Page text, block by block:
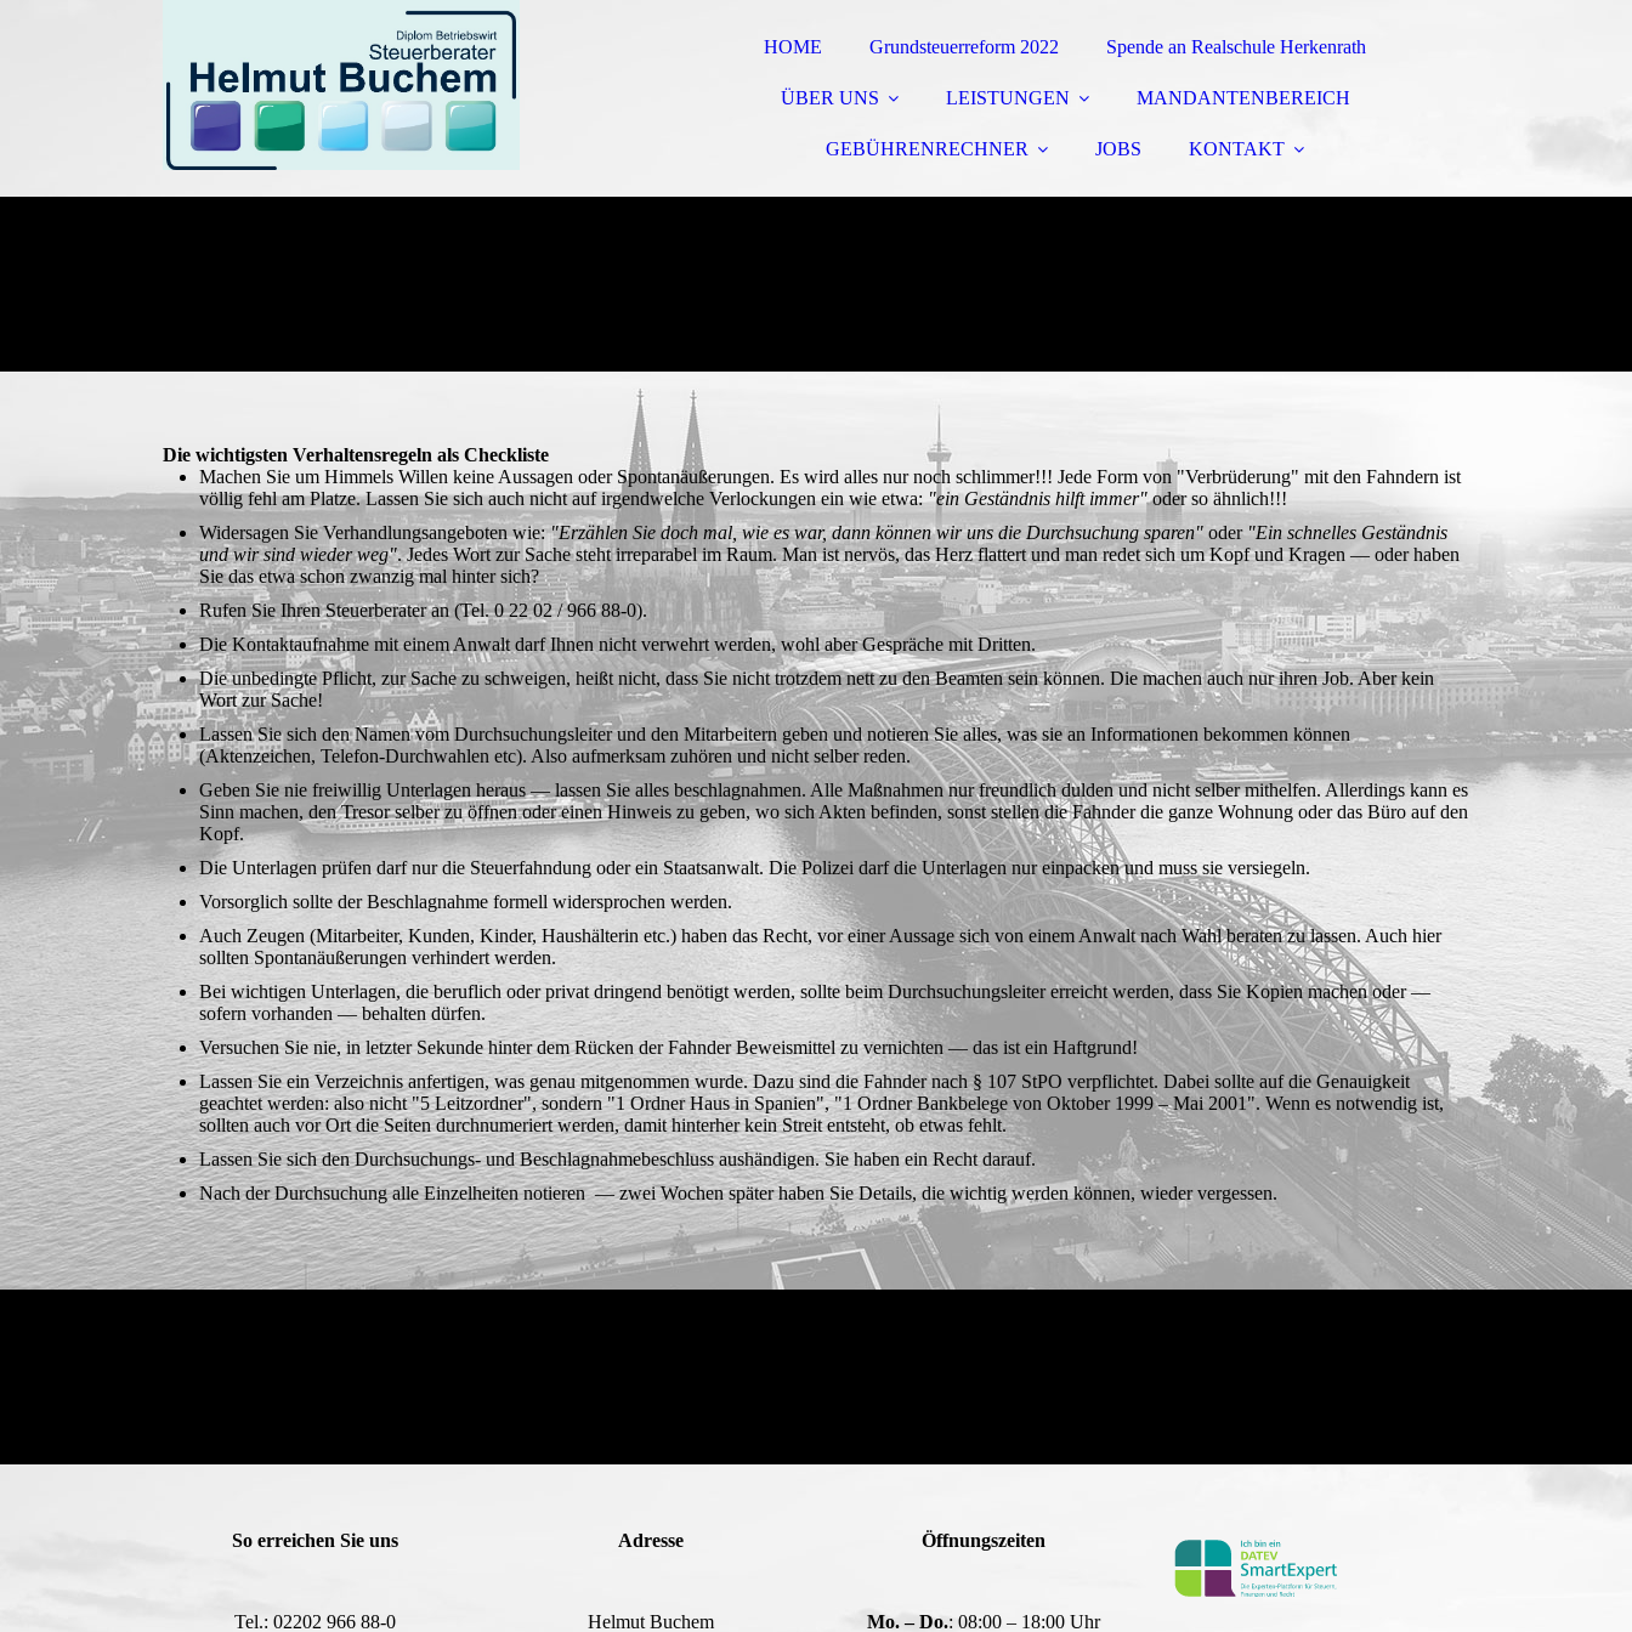
HOME Grundsteuerreform 2022 Spende an Realschule Herkenrath
ÜBER UNS LEISTUNGEN MANDANTENBEREICH
GEBÜHRENRECHNER JOBS KONTAKT
Die wichtigsten Verhaltensregeln als Checkliste
Machen Sie um Himmels Willen keine Aussagen oder Spontanäußerun­gen. Es wird al­les nur noch schlimmer!!! Jede Form von "Verbrüderung" mit den Fahndern ist
völ­lig fehl am Platze. Las­sen Sie sich auch nicht auf irgendwelche Verlockungen ein wie etwa:"ein Geständnis hilft immer"oder so ähnlich!!!
Widersagen Sie Verhandlungsangeboten wie:"Erzählen Sie doch mal, wie es war, dann können wir uns die Durchsuchung sparen" oder"Ein schnelles Geständnis
und wir sind wieder weg". Jedes Wort zur Sache steht irreparabel im Raum. Man ist ner­vös, das Herz flat­tert und man redet sich um Kopf und Kragen — oder haben
Sie das etwa schon zwanzig mal hinter sich?
Rufen Sie Ihren Steuerberater an (Tel. 0 22 02 / 966 88-0).
Die Kontaktaufnahme mit einem Anwalt darf Ihnen nicht verwehrt werden, wohl aber Gespräche mit Dritten.
Die unbedingte Pflicht, zur Sache zu schweigen, heißt nicht, dass Sie nicht trotzdem nett zu den Beamten sein können. Die machen auch nur ihren Job. Aber kein
Wort zur Sache!
Lassen Sie sich den Namen vom Durchsuchungsleiter und den Mitar­beitern geben und notieren Sie alles, was sie an Informationen be­kommen können
(Aktenzeichen, Telefon-Durchwahlen etc). Also aufmerksam zuhören und nicht selber reden.
Geben Sie nie freiwillig Unterlagen heraus — lassen Sie alles beschlag­nahmen. Alle Maß­nahmen nur freundlich dulden und nicht selber mithelfen. Allerdings kann es
Sinn machen, den Tresor selber zu öffnen oder einen Hinweis zu geben, wo sich Akten befinden, sonst stellen die Fahnder die ganze Wohnung oder das Büro auf den
Kopf.
Die Unterlagen prüfen darf nur die Steuerfahndung oder ein Staatsan­walt. Die Polizei darf die Unterlagen nur einpacken und muss sie versiegeln.
Vorsorglich sollte der Beschlagnahme formell widersprochen werden.
Auch Zeugen (Mitarbeiter, Kunden, Kinder, Haushälterin etc.) haben das Recht, vor ei­ner Aussage sich von einem Anwalt nach Wahl be­raten zu lassen. Auch hier
sollten Spontanäußerungen verhindert werden.
Bei wichtigen Unterlagen, die beruflich oder privat dringend benötigt werden, sollte beim Durchsuchungsleiter erreicht werden, dass Sie Kopien machen oder —
sofern vor­handen — behalten dürfen.
Versuchen Sie nie, in letzter Sekunde hinter dem Rücken der Fahn­der Beweismittel zu vernichten — das ist ein Haftgrund!
Lassen Sie ein Verzeichnis anfertigen, was genau mitgenommen wurde. Dazu sind die Fahnder nach § 107 StPO ver­pflichtet. Dabei sollte auf die Genauigkeit
geachtet werden: also nicht "5 Leitzord­ner", sondern "1 Ordner Haus in Spanien", "1 Ord­ner Bankbelege von Oktober 1999 – Mai 2001". Wenn es notwendig ist,
sollten auch vor Ort die Sei­ten durchnumeriert werden, damit hinterher kein Streit entsteht, ob etwas fehlt.
Lassen Sie sich den Durchsuchungs- und Beschlagnahmebe­schluss aushändi­gen. Sie haben ein Recht darauf.
Nach der Durchsuchung alle Einzelheiten notieren — zwei Wochen später haben Sie De­tails, die wichtig werden können, wieder verges­sen.
So erreichen Sie uns
Tel.: 02202 966 88-0
Adresse
Helmut Buchem
Öffnungszeiten
Mo. – Do.: 08:00 – 18:00 Uhr